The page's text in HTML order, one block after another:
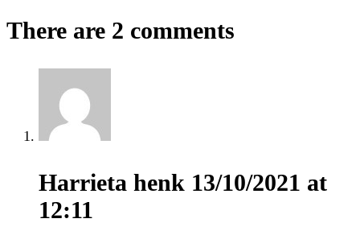
There are 2 comments
Harrieta henk 13/10/2021 at
12:11